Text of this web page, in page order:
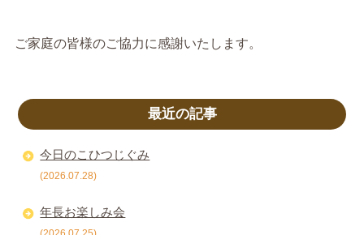
ご家庭の皆様のご協力に感謝いたします。
最近の記事
今日のこひつじぐみ
(2026.07.28)
年長お楽しみ会